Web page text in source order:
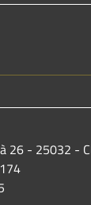
26 - 25032 -